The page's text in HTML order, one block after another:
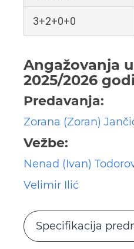
3+2+0+0
Angažovanja
2025/2026
Predavanja:
Zorana (Zoran)
Vežbe:
Nenad (Ivan)
Velimir Ilić
Specifikacija